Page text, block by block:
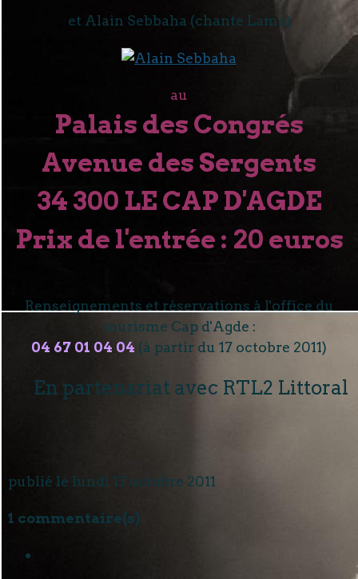
et Alain Sebbaha (chante Lama)
au
Palais des Congrés
Avenue des Sergents
34 300 LE CAP D'AGDE
Prix de l'entrée : 20 euros
Renseignements et réservations à l'office du
tourisme Cap d'Agde :
04 67 01 04 04 (à partir du 17 octobre 2011)
En partenariat avec RTL2 Littoral
publié le lundi 17 octobre 2011
1 commentaire(s)